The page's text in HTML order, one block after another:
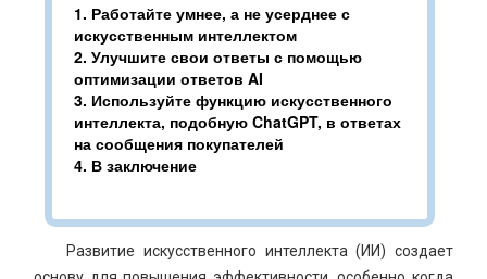
1. Работайте умнее, а не усерднее с
искусственным интеллектом
2.Улучшите свои ответы с помощью
оптимизации ответов AI
3. Используйте функцию искусственного
интеллекта, подобную ChatGPT, в ответах
на сообщения покупателей
4. В заключение
Развитие искусственного интеллекта (ИИ) создает